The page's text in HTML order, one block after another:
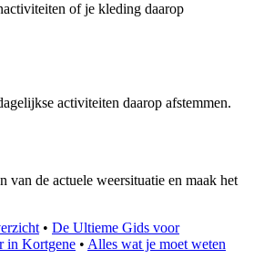
of je kleding daarop
activiteiten daarop afstemmen.
de actuele weersituatie en maak het
• De Ultieme Gids voor
in Kortgene • Alles wat je moet weten